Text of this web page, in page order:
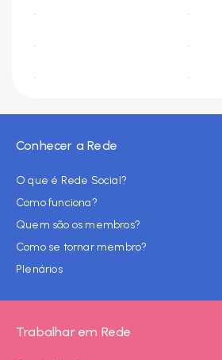
Conhecer a Rede
O que é Rede Social?
Como funciona?
Quem são os membros?
Como se tornar membro?
Plenários
Trabalhar em Rede